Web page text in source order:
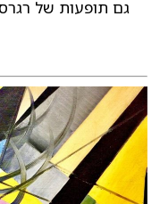
גם תופעות של